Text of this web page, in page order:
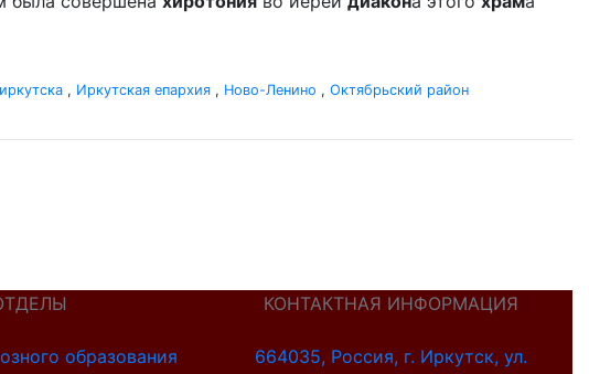
, Иркутская епархия , Ново-Ленино , Октябрьский район
образования
КОНТАКТНАЯ ИНФОРМАЦИЯ
664035, Россия, г. Иркутск, ул.